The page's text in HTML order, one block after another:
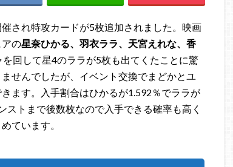
催され特攻カードが5枚追加されました。映画
の星奈ひかる、羽衣ララ、天宮えれな、香
回して星4のララが5枚も出てくたことに驚
せんでしたが、イベント交換でまどかとユ
ます。入手割合はひかるが1.592％でララが
トまで後数枚なので入手できる確率も高く
ています。